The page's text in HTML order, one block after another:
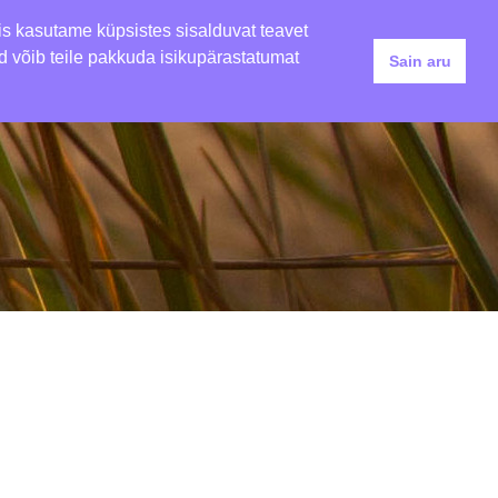
JA ÜRITUSED LASTELAAGRID
kasutame küpsistes sisalduvat teavet
võib teile pakkuda isikupärastatumat
Sain aru